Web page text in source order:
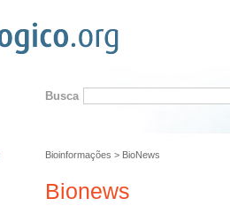
Busca
Bioinformações > BioNews
Bionews